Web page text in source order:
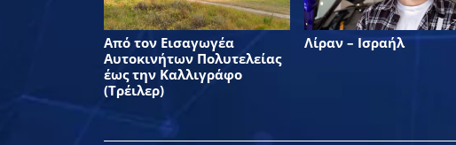
Από τον Εισαγωγέα
Αυτοκινήτων Πολυτελείας
έως την Καλλιγράφο
(Τρέιλερ)
Λίραν – Ισραήλ